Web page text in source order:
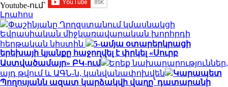
Youtube-ում`
Լրահոս
Փաշինյանը Ղրղզստանում կմասնակցի
Եվրասիական միջկառավարական խորհրդի
հերթական նիստին
5-ամյա օտարերկրացի
երեխայի կյանքը հաջողվել է փրկել «Սուրբ
Աստվածամայր» ԲԿ-ում
Երեք նախարարություններ,
այդ թվում և ԱԳՆ-ն, կանվանափոխվեն
Կարապետ
Պողոսյանն ազատ կարձակվի վաղը՝ դատարանի